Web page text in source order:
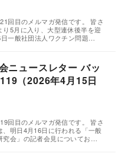
回目のメルマガ発信です。 皆さ
り5月に入り、大型連休後半を迎
一般社団法人ワクチン問題…
ニュースレター バッ
（2026年4月15日
回目のメルマガ発信です。 皆さ
、明日4月16日に行われる「一般
究会」の記者会見についてお…